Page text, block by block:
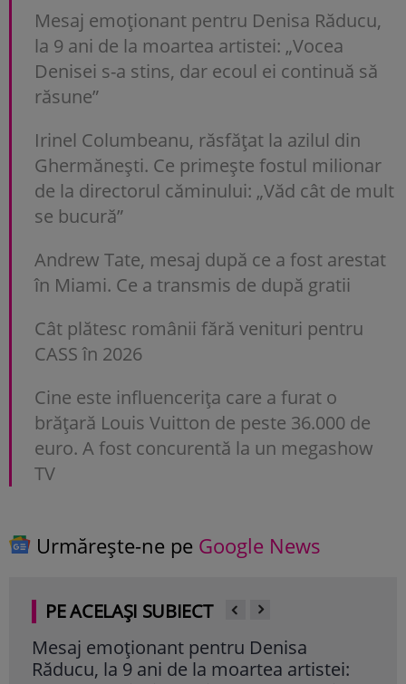
Mesaj emoționant pentru Denisa Răducu,
la 9 ani de la moartea artistei: „Vocea
Denisei s-a stins, dar ecoul ei continuă să
răsune”
Irinel Columbeanu, răsfățat la azilul din
Ghermănești. Ce primește fostul milionar
de la directorul căminului: „Văd cât de mult
se bucură”
Andrew Tate, mesaj după ce a fost arestat
în Miami. Ce a transmis de după gratii
Cât plătesc românii fără venituri pentru
CASS în 2026
Cine este influencerița care a furat o
brățară Louis Vuitton de peste 36.000 de
euro. A fost concurentă la un megashow
TV
Urmărește-ne pe Google News
PE ACELAȘI SUBIECT
Mesaj emoționant pentru Denisa
Răducu, la 9 ani de la moartea artistei: